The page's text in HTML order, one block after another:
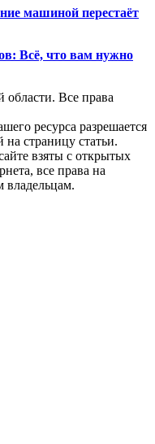
машиной перестаёт
Всё, что вам нужно
области. Все права
ресурса разрешается
на страницу статьи.
взяты с открытых
все права на
владельцам.